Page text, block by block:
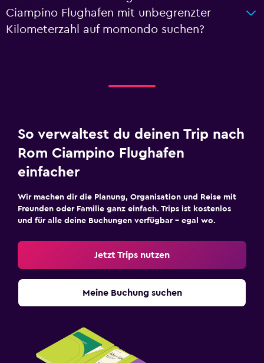
Ciampino Flughafen mit unbegrenzter
Kilometerzahl auf momondo suchen?
So verwaltest du deinen Trip nach
Rom Ciampino Flughafen
einfacher
Wir machen dir die Planung, Organisation und Reise mit
Freunden oder Familie ganz einfach. Trips ist kostenlos
und für alle deine Buchungen verfügbar – egal wo.
Jetzt Trips nutzen
Meine Buchung suchen